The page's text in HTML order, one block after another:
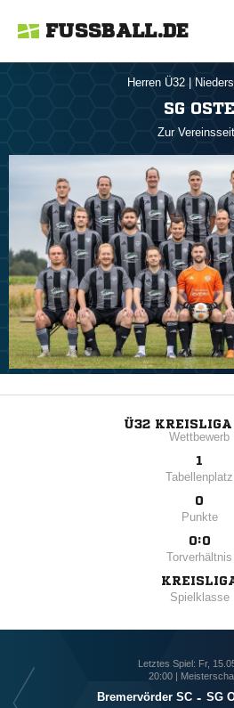
FUSSBALL.DE
Herren Ü32
SG OSTE
Zur
Ü32 KREISLIGA
Wettbewerb
1
Tabellenplatz
0
Punkte
0:0
Torverhältnis
Spielklasse
Letztes Spiel: Fr,
20:00 |
Bremervörder SC - SG